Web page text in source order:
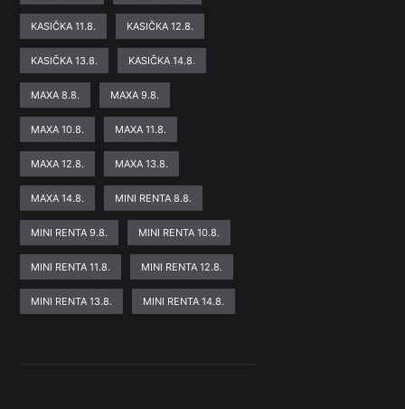
KASIČKA 11.8. KASIČKA 12.8.
KASIČKA 13.8. KASIČKA 14.8.
MAXA 8.8. MAXA 9.8.
MAXA 10.8. MAXA 11.8.
MAXA 12.8. MAXA 13.8.
MAXA 14.8. MINI RENTA 8.8.
MINI RENTA 9.8. MINI RENTA 10.8.
MINI RENTA 11.8. MINI RENTA 12.8.
MINI RENTA 13.8. MINI RENTA 14.8.